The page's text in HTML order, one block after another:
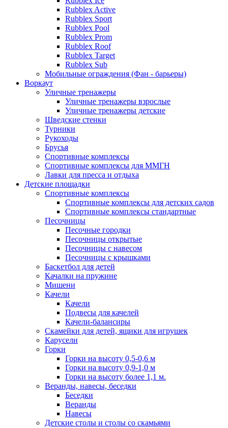
Rubblex Active
Rubblex Sport
Rubblex Pool
Rubblex Prom
Rubblex Roof
Rubblex Target
Rubblex Sub
Мобильные ограждения (Фан - барьеры)
Воркаут
Уличные тренажеры
Уличные тренажеры взрослые
Уличные тренажеры детские
Шведские стенки
Турники
Рукоходы
Брусья
Спортивные комплексы
Спортивные комплексы для ММГН
Лавки для пресса и отдыха
Детские площадки
Спортивные комплексы
Спортивные комплексы для детских садов
Спортивные комплексы стандартные
Песочницы
Песочные городки
Песочницы открытые
Песочницы с навесом
Песочницы с крышками
Баскетбол для детей
Качалки на пружине
Мишени
Качели
Качели
Подвесы для качелей
Качели-балансиры
Скамейки для детей, ящики для игрушек
Карусели
Горки
Горки на высоту 0,5-0,6 м
Горки на высоту 0,9-1,0 м
Горки на высоту более 1,1 м.
Веранды, навесы, беседки
Беседки
Веранды
Навесы
Детские столы и столы со скамьями